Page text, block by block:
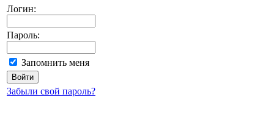
Логин:
Пароль:
Запомнить меня
Забыли свой пароль?